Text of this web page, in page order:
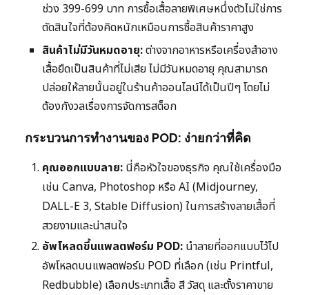
ช่วง 399-699 บาท การซื้อเสื้อลายพิเศษหนึ่งตัวไม่ใช่การ
ตัดสินใจที่ต้องคิดหนักเหมือนการซื้อสินค้าราคาสูง
สินค้าไม่มีวันหมดอายุ:ต่างจากอาหารหรือเครื่องสำอาง
เสื้อยืดเป็นสินค้าที่ไม่เสีย ไม่มีวันหมดอายุ คุณสามารถ
ปล่อยให้ลายนั้นอยู่ในร้านค้าออนไลน์ได้เป็นปีๆ โดยไม่
ต้องกังวลเรื่องการจัดการสต็อก
กระบวนการทำงานของ POD: ง่ายกว่าที่คิด
คุณออกแบบลาย: นี่คือหัวใจของธุรกิจ คุณใช้เครื่องมือ
เช่น Canva, Photoshop หรือ AI (Midjourney,
DALL-E 3, Stable Diffusion) ในการสร้างลายเสื้อที่
สวยงามและน่าสนใจ
อัพโหลดขึ้นแพลตฟอร์ม POD: นำลายที่ออกแบบไว้ไป
อัพโหลดบนแพลตฟอร์ม POD ที่เลือก (เช่น Printful,
Redbubble) เลือกประเภทเสื้อ สี วัสดุ และตั้งราคาขาย